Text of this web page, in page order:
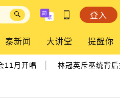
登入
泰新闻 大讲堂 提醒你
月开唱 | 林冠英斥巫统背后